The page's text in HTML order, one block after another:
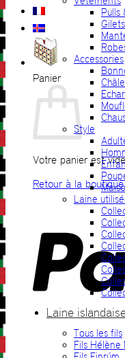
Panier
Votre panier est
Retour à la boutique
Pulls
Gilets
Accessories
Style
Laine
Laine
Tous les fils
Fils Hélène